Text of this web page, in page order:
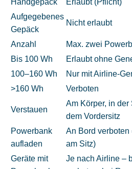
Aufgegebenes
Gepäck
Nicht erlaubt
Anzahl
Max. zwei
Bis 100 Wh
Erlaubt ohne
100–160 Wh
Nur mit Airline-
>160 Wh
Verboten
Verstauen
Am Körper, in
dem Vordersitz
Powerbank
aufladen
An Bord
am Sitz)
Geräte mit
Je nach Airline –